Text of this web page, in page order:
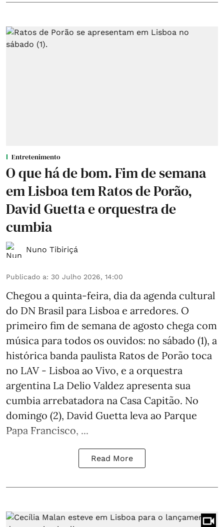
Entretenimento
O que há de bom. Fim de semana
em Lisboa tem Ratos de Porão,
David Guetta e orquestra de
cumbia
Nuno Tibiriçá
Publicado a: 30 Julho 2026, 14:00
Chegou a quinta-feira, dia da agenda cultural
do DN Brasil para Lisboa e arredores. O
primeiro fim de semana de agosto chega com
música para todos os ouvidos: no sábado (1), a
histórica banda paulista Ratos de Porão toca
no LAV - Lisboa ao Vivo, e a orquestra
argentina La Delio Valdez apresenta sua
cumbia arrebatadora na Casa Capitão. No
domingo (2), David Guetta leva ao Parque
Papa Francisco, ...
Read More